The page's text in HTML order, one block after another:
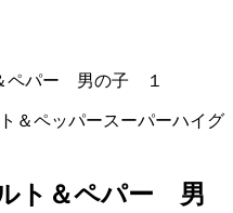
ペパー 男の子 １
＆ペッパースーパーハイグ
ト＆ペパー 男